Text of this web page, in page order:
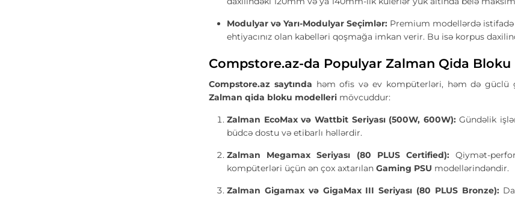
Modulyar və Yarı-Modulyar Seçimlər: Premium modellərdə istifadə
ehtiyacınız olan kabelləri qoşmağa imkan verir. Bu isə korpus
Compstore.az-da Populyar Zalman Qida
Compstore.az saytında həm ofis və ev kompüterləri, həm də
Zalman qida bloku modelleri mövcuddur:
Zalman EcoMax və Wattbit Seriyası (500W, 600W): Gündəlik
büdcə dostu və etibarlı həllərdir.
Zalman Megamax Seriyası (80 PLUS Certified): Qiymət-
kompüterləri üçün ən çox axtarılanGaming PSU modellərindəndir.
Zalman Gigamax və GigaMax III Seriyası (80 PLUS Bronze):